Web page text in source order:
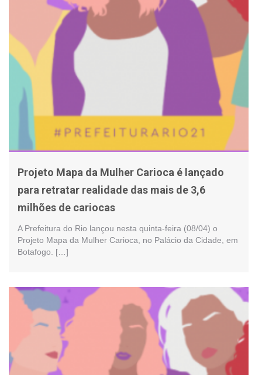
Projeto Mapa da Mulher Carioca é lançado
para retratar realidade das mais de 3,6
milhões de cariocas
A Prefeitura do Rio lançou nesta quinta-feira (08/04) o
Projeto Mapa da Mulher Carioca, no Palácio da Cidade, em
Botafogo. […]